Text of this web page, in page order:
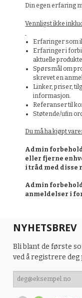
Din egen erfaring
Vennligst ikke
Erfaringer som
Erfaringer i
aktuelle
Spørsmål om
skrevet en
Linker, priser,
informasjon.
Referanser til
Støtende/ufin
Du må ha kjøpt
Admin
eller fjerne
i tråd med disse
Admin
anmeldelser i
NYHETSBREV
Bli blant de første
ved å registrere deg